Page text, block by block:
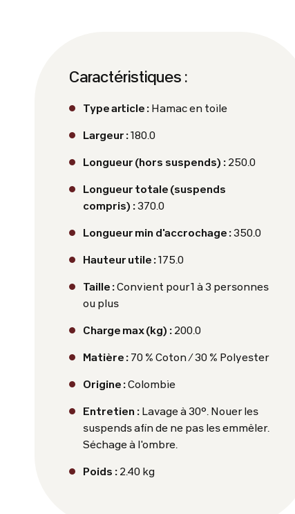
Caractéristiques :
Type article : Hamac en toile
Largeur :180.0
Longueur (hors suspends) : 250.0
Longueur totale (suspends
compris) :370.0
Longueur min d'accrochage :350.0
Hauteur utile :175.0
Taille :Convient pour 1 à 3 personnes
ou plus
Charge max (kg) : 200.0
Matière : 70 % Coton / 30 % Polyester
Origine :Colombie
Entretien : Lavage à 30°. Nouer les
suspends afin de ne pas les emmêler.
Séchage à l'ombre.
Poids : 2.40 kg